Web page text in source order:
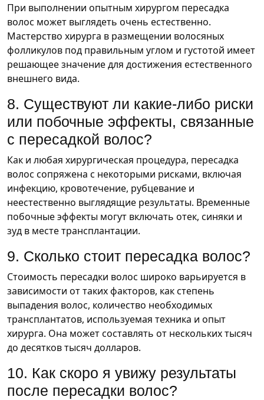
При выполнении опытным хирургом пересадка
волос может выглядеть очень естественно.
Мастерство хирурга в размещении волосяных
фолликулов под правильным углом и густотой имеет
решающее значение для достижения естественного
внешнего вида.
8. Существуют ли какие-либо риски
или побочные эффекты, связанные
с пересадкой волос?
Как и любая хирургическая процедура, пересадка
волос сопряжена с некоторыми рисками, включая
инфекцию, кровотечение, рубцевание и
неестественно выглядящие результаты. Временные
побочные эффекты могут включать отек, синяки и
зуд в месте трансплантации.
9. Сколько стоит пересадка волос?
Стоимость пересадки волос широко варьируется в
зависимости от таких факторов, как степень
выпадения волос, количество необходимых
трансплантатов, используемая техника и опыт
хирурга. Она может составлять от нескольких тысяч
до десятков тысяч долларов.
10. Как скоро я увижу результаты
после пересадки волос?